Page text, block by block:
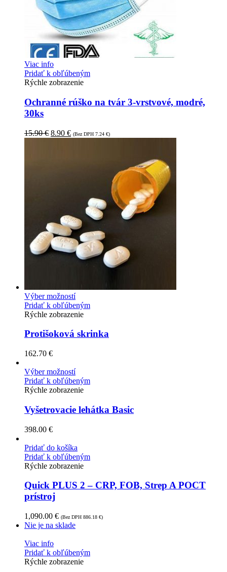
Viac info
Pridať k obľúbeným
Rýchle zobrazenie
Ochranné rúško na tvár 3-vrstvové, modré,
30ks
15.90€ 8.90 € (Bez DPH 7.24 €)
Výber možností
Pridať k obľúbeným
Rýchle zobrazenie
Protišoková skrinka
162.70 €
Výber možností
Pridať k obľúbeným
Rýchle zobrazenie
Vyšetrovacie lehátka Basic
398.00 €
Pridať do košíka
Pridať k obľúbeným
Rýchle zobrazenie
Quick PLUS 2 – CRP, FOB, Strep A POCT
prístroj
1,090.00 € (Bez DPH 886.18 €)
Nie je na sklade
Viac info
Pridať k obľúbeným
Rýchle zobrazenie